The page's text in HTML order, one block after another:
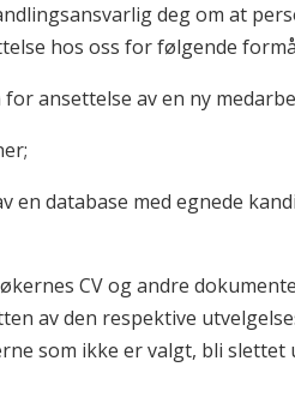
deg om at
hos oss for følgende
ansettelse av en ny
en database med egnede
CV og andre
av den respektive
som ikke er valgt, bli slettet